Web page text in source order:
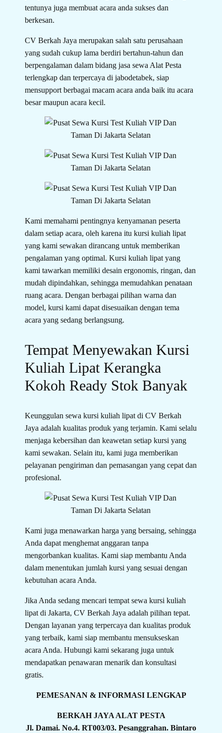
tentunya juga membuat acara anda sukses dan
berkesan.
CV Berkah Jaya merupakan salah satu perusahaan
yang sudah cukup lama berdiri bertahun-tahun dan
berpengalaman dalam bidang jasa sewa Alat Pesta
terlengkap dan terpercaya di jabodetabek, siap
mensupport berbagai macam acara anda baik itu acara
besar maupun acara kecil.
Kami memahami pentingnya kenyamanan peserta
dalam setiap acara, oleh karena itu kursi kuliah lipat
yang kami sewakan dirancang untuk memberikan
pengalaman yang optimal. Kursi kuliah lipat yang
kami tawarkan memiliki desain ergonomis, ringan, dan
mudah dipindahkan, sehingga memudahkan penataan
ruang acara. Dengan berbagai pilihan warna dan
model, kursi kami dapat disesuaikan dengan tema
acara yang sedang berlangsung.
Tempat Menyewakan Kursi
Kuliah Lipat Kerangka
Kokoh Ready Stok Banyak
Keunggulan sewa kursi kuliah lipat di CV Berkah
Jaya adalah kualitas produk yang terjamin. Kami selalu
menjaga kebersihan dan keawetan setiap kursi yang
kami sewakan. Selain itu, kami juga memberikan
pelayanan pengiriman dan pemasangan yang cepat dan
profesional.
Kami juga menawarkan harga yang bersaing, sehingga
Anda dapat menghemat anggaran tanpa
mengorbankan kualitas. Kami siap membantu Anda
dalam menentukan jumlah kursi yang sesuai dengan
kebutuhan acara Anda.
Jika Anda sedang mencari tempat sewa kursi kuliah
lipat di Jakarta, CV Berkah Jaya adalah pilihan tepat.
Dengan layanan yang terpercaya dan kualitas produk
yang terbaik, kami siap membantu mensukseskan
acara Anda. Hubungi kami sekarang juga untuk
mendapatkan penawaran menarik dan konsultasi
gratis.
PEMESANAN & INFORMASI LENGKAP
BERKAH JAYA ALAT PESTA
Jl. Damai. No.4. RT003/03. Pesanggrahan. Bintaro